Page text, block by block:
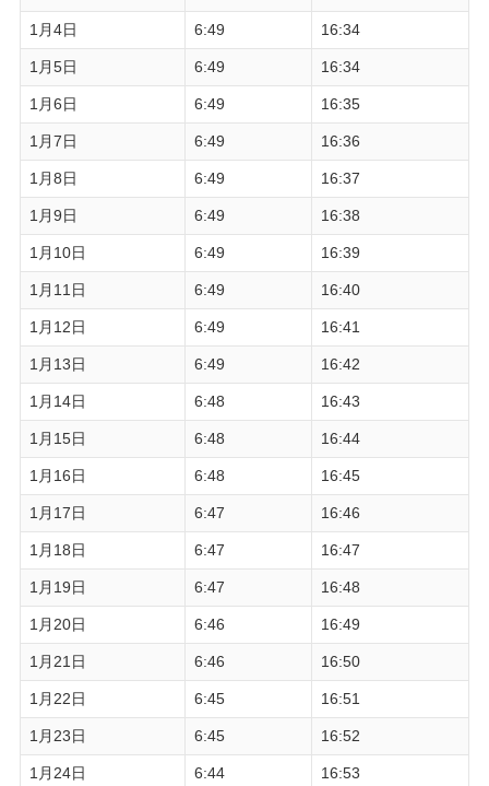
1月4日 6:49 16:34
1月5日 6:49 16:34
1月6日 6:49 16:35
1月7日 6:49 16:36
1月8日 6:49 16:37
1月9日 6:49 16:38
1月10日 6:49 16:39
1月11日 6:49 16:40
1月12日 6:49 16:41
1月13日 6:49 16:42
1月14日 6:48 16:43
1月15日 6:48 16:44
1月16日 6:48 16:45
1月17日 6:47 16:46
1月18日 6:47 16:47
1月19日 6:47 16:48
1月20日 6:46 16:49
1月21日 6:46 16:50
1月22日 6:45 16:51
1月23日 6:45 16:52
1月24日 6:44 16:53